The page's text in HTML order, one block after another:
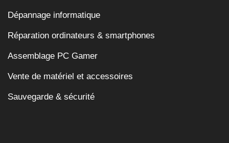
Dépannage informatique
Réparation ordinateurs & smartphones
Assemblage PC Gamer
Vente de matériel et accessoires
Sauvegarde & sécurité